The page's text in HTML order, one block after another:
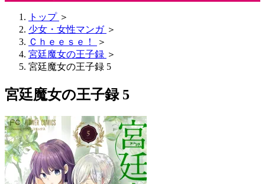
トップ ＞
少女・女性マンガ ＞
Ｃｈｅｅｓｅ！
＞
宮廷魔女の王子録 ＞
宮廷魔女の王子録 5
宮廷魔女の王子録 5